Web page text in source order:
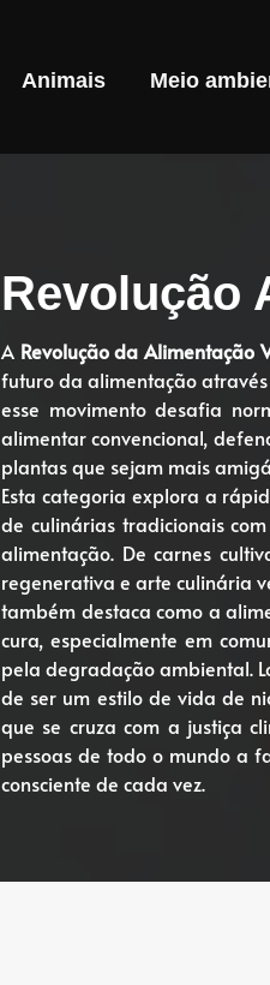
Animais Meio
Revolução
A Revolução da Alimentação
futuro da alimentação através
esse movimento desafia
alimentar convencional,
plantas que sejam mais
Esta categoria explora a
de culinárias tradicionais
alimentação. De carnes
regenerativa e arte culinária
também destaca como a
cura, especialmente em
pela degradação ambiental.
de ser um estilo de vida de
que se cruza com a justiça
pessoas de todo o mundo a
consciente de cada vez.